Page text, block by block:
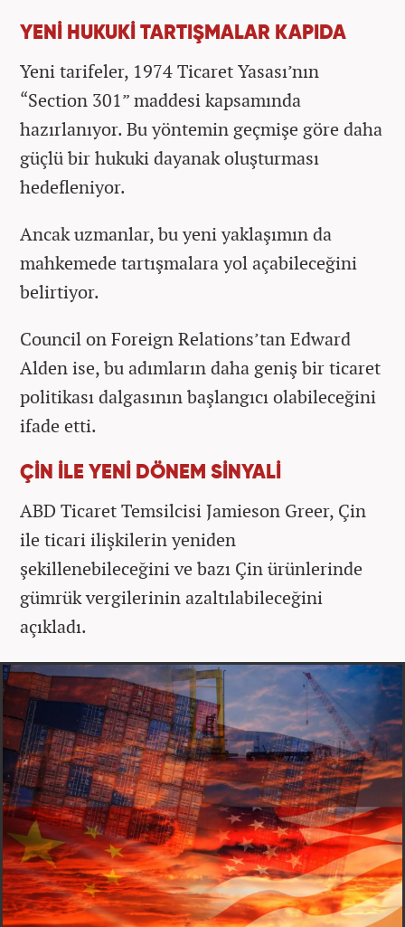
YENİ HUKUKİ TARTIŞMALAR KAPIDA
Yeni tarifeler, 1974 Ticaret Yasası’nın
“Section 301” maddesi kapsamında
hazırlanıyor. Bu yöntemin geçmişe göre daha
güçlü bir hukuki dayanak oluşturması
hedefleniyor.
Ancak uzmanlar, bu yeni yaklaşımın da
mahkemede tartışmalara yol açabileceğini
belirtiyor.
Council on Foreign Relations’tan Edward
Alden ise, bu adımların daha geniş bir ticaret
politikası dalgasının başlangıcı olabileceğini
ifade etti.
ÇİN İLE YENİ DÖNEM SİNYALİ
ABD Ticaret Temsilcisi Jamieson Greer, Çin
ile ticari ilişkilerin yeniden
şekillenebileceğini ve bazı Çin ürünlerinde
gümrük vergilerinin azaltılabileceğini
açıkladı.